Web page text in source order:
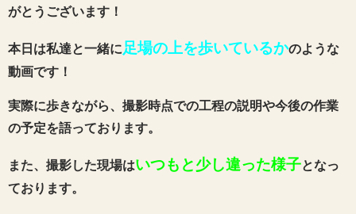
がとうございます！
本日は私達と一緒に足場の上を歩いているかのような
動画です！
実際に歩きながら、撮影時点での工程の説明や今後の作業
の予定を語っております。
また、撮影した現場はいつもと少し違った様子となっ
ております。